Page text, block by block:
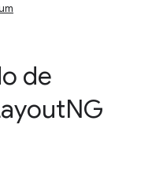
de
NG